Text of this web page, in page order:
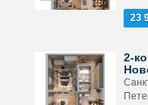
23
2-